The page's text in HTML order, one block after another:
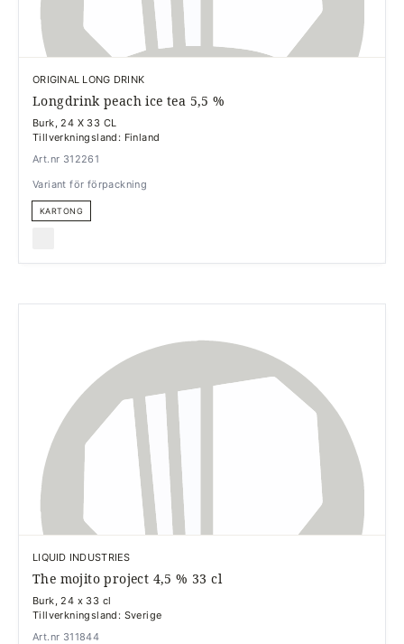
ORIGINAL LONG DRINK
Longdrink peach ice tea 5,5 %
Burk, 24 X 33 CL
Tillverkningsland: Finland
Art.nr 312261
Variant för förpackning
KARTONG
LIQUID INDUSTRIES
The mojito project 4,5 % 33 cl
Burk, 24 x 33 cl
Tillverkningsland: Sverige
Art.nr 311844